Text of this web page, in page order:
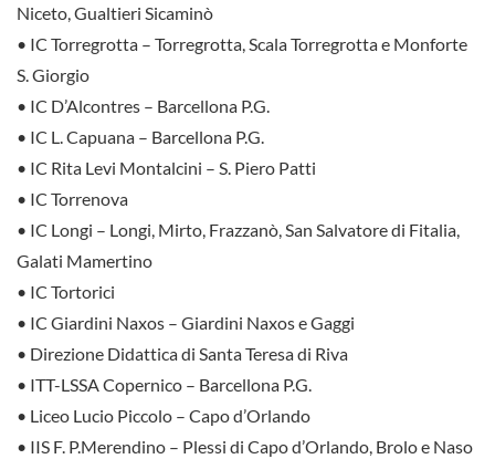
Niceto, Gualtieri Sicaminò
• IC Torregrotta – Torregrotta, Scala Torregrotta e Monforte
S. Giorgio
• IC D’Alcontres – Barcellona P.G.
• IC L. Capuana – Barcellona P.G.
• IC Rita Levi Montalcini – S. Piero Patti
• IC Torrenova
• IC Longi – Longi, Mirto, Frazzanò, San Salvatore di Fitalia,
Galati Mamertino
• IC Tortorici
• IC Giardini Naxos – Giardini Naxos e Gaggi
• Direzione Didattica di Santa Teresa di Riva
• ITT-LSSA Copernico – Barcellona P.G.
• Liceo Lucio Piccolo – Capo d’Orlando
• IIS F. P.Merendino – Plessi di Capo d’Orlando, Brolo e Naso